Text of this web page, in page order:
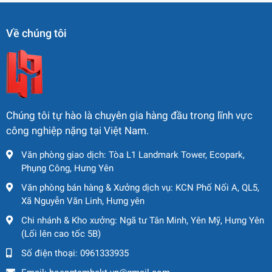
📦Dịch Vụ Hỗ Trợ Kèm Theo
🚛 Giao hàng nhanh toàn quốc
🛠Kiểm tra, chạy thử máy miễn phí trước giao
📑Tư vấn hồ sơ pháp lý, CO – CQ đầy đủ theo yêu cầu
Về chúng tôi
Chúng tôi tự hào là chuyên gia hàng đầu trong lĩnh vực
công nghiệp nặng tại Việt Nam.
Văn phòng giao dịch: Tòa L1 Landmark Tower, Ecopark,
Phụng Công, Hưng Yên
Văn phòng bán hàng & Xưởng dịch vụ: KCN Phố Nối A, QL5,
Xã Nguyễn Văn Linh, Hưng yên
Chi nhánh & Kho xưởng: Ngã tư Tân Minh, Yên Mỹ, Hưng Yên
(Lối lên cao tốc 5B)
Số điện thoại: 0961333935